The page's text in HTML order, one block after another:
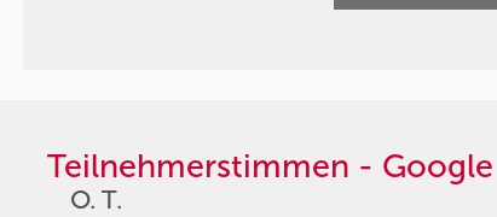
Teilnehmerstimmen -
O. T.